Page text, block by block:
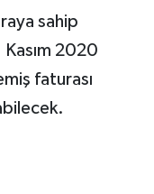
sahip
2020
faturası